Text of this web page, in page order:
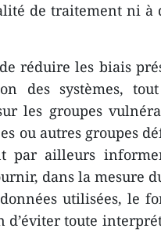
de traitement ni à
réduire les biais
des systèmes,
les groupes
ou autres groupes
par ailleurs
dans la mesure
utilisées, le
d’éviter toute